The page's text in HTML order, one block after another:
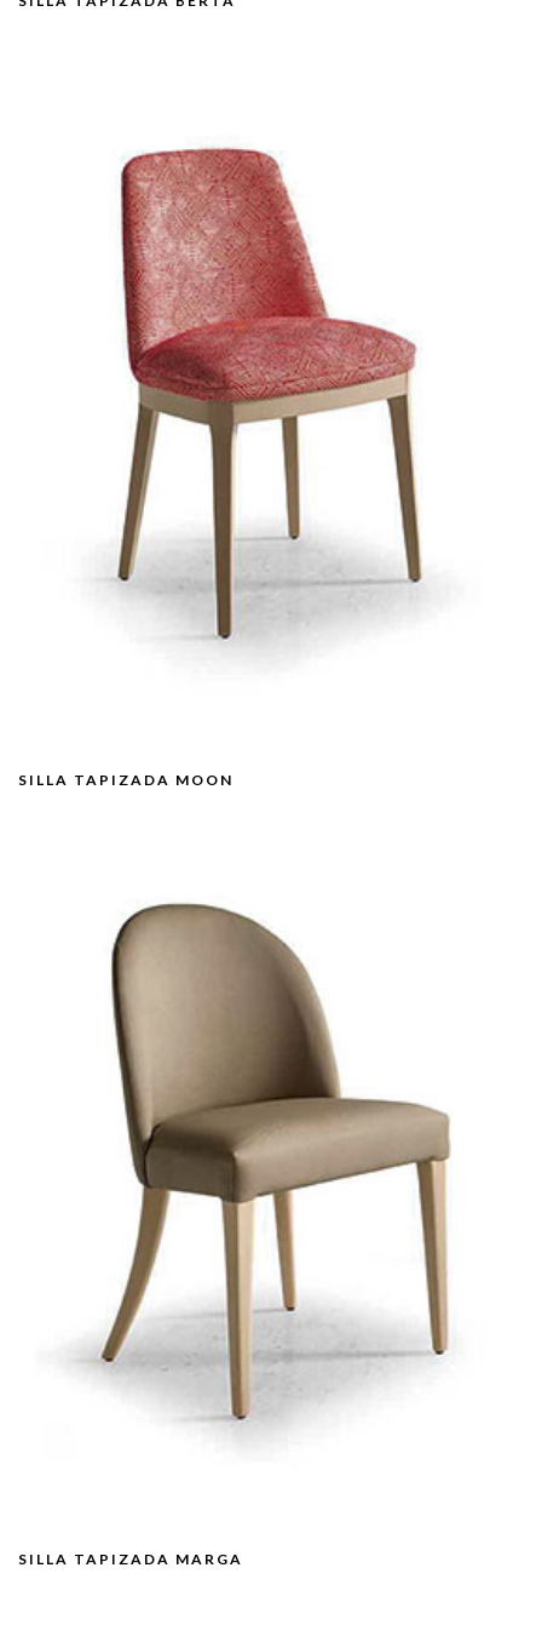
SILLA TAPIZADA MOON
SILLA TAPIZADA MARGA